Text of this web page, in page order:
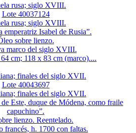
rusa; siglo XVIII.
Lote 40037124
rusa; siglo XVIII.
emperatriz Isabel de Rusia”.
sobre lienzo.
marco del siglo XVIII.
cm; 118 x 83 cm (marco)....
finales del siglo XVII.
Lote 40043697
finales del siglo XVII.
Este, duque de Módena, como fraile
capuchino”.
lienzo. Reentelado.
francés, h. 1700 con faltas.